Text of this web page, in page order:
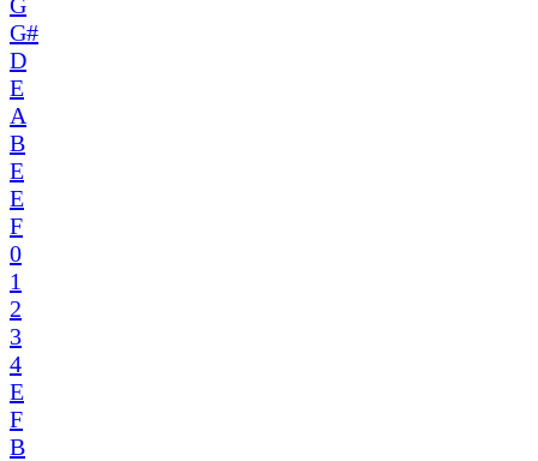
G#
D
E
A
B
E
E
F
0
1
2
3
4
E
F
B